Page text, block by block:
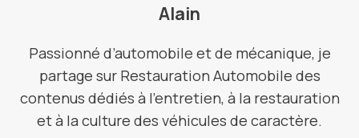
Alain
Passionné d’automobile et de mécanique, je
partage sur Restauration Automobile des
contenus dédiés à l’entretien, à la restauration
et à la culture des véhicules de caractère.